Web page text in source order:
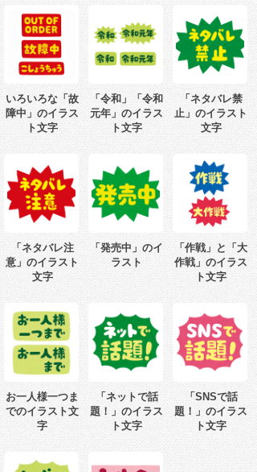
いろいろな「故
障中」のイラス
ト文字
「令和」「令和
元年」のイラス
ト文字
「ネタバレ禁
止」のイラスト
文字
「ネタバレ注
意」のイラスト
文字
「発売中」のイ
ラスト
「作戦」と「大
作戦」のイラス
ト文字
お一人様一つま
でのイラスト文
字
「ネットで話
題！」のイラス
ト文字
「SNSで話
題！」のイラス
ト文字